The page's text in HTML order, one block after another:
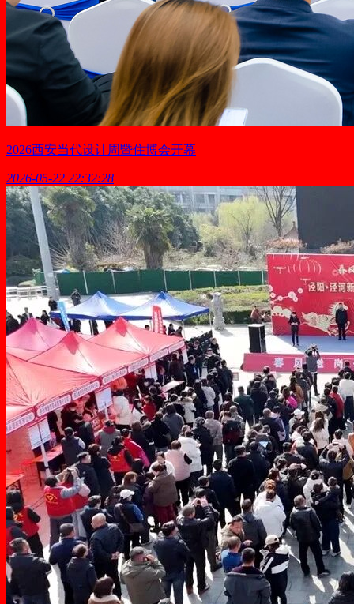
2026西安当代设计周暨住博会开幕
2026-05-22 22:32:28